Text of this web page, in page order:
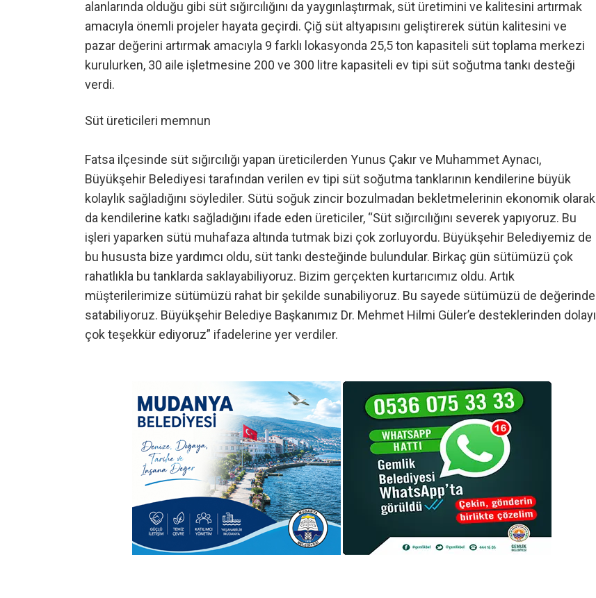
alanlarında olduğu gibi süt sığırcılığını da yaygınlaştırmak, süt üretimini ve kalitesini artırmak
amacıyla önemli projeler hayata geçirdi. Çiğ süt altyapısını geliştirerek sütün kalitesini ve
pazar değerini artırmak amacıyla 9 farklı lokasyonda 25,5 ton kapasiteli süt toplama merkezi
kurulurken, 30 aile işletmesine 200 ve 300 litre kapasiteli ev tipi süt soğutma tankı desteği
verdi.
Süt üreticileri memnun
Fatsa ilçesinde süt sığırcılığı yapan üreticilerden Yunus Çakır ve Muhammet Aynacı,
Büyükşehir Belediyesi tarafından verilen ev tipi süt soğutma tanklarının kendilerine büyük
kolaylık sağladığını söylediler. Sütü soğuk zincir bozulmadan bekletmelerinin ekonomik olarak
da kendilerine katkı sağladığını ifade eden üreticiler, “Süt sığırcılığını severek yapıyoruz. Bu
işleri yaparken sütü muhafaza altında tutmak bizi çok zorluyordu. Büyükşehir Belediyemiz de
bu hususta bize yardımcı oldu, süt tankı desteğinde bulundular. Birkaç gün sütümüzü çok
rahatlıkla bu tanklarda saklayabiliyoruz. Bizim gerçekten kurtarıcımız oldu. Artık
müşterilerimize sütümüzü rahat bir şekilde sunabiliyoruz. Bu sayede sütümüzü de değerinde
satabiliyoruz. Büyükşehir Belediye Başkanımız Dr. Mehmet Hilmi Güler’e desteklerinden dolayı
çok teşekkür ediyoruz” ifadelerine yer verdiler.